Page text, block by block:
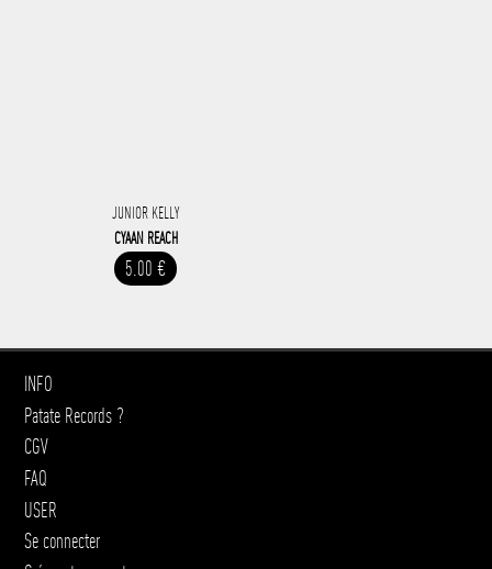
JUNIOR KELLY
CYAAN REACH
5.00 €
INFO
Patate Records ?
CGV
FAQ
USER
Se connecter